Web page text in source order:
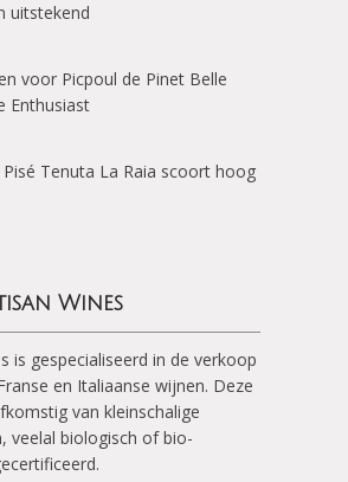
uitstekend
voor Picpoul de Pinet Belle
Enthusiast
Pisé Tenuta La Raia scoort hoog
Wines
is gespecialiseerd in de verkoop
en Italiaanse wijnen. Deze
van kleinschalige
veelal biologisch of bio-